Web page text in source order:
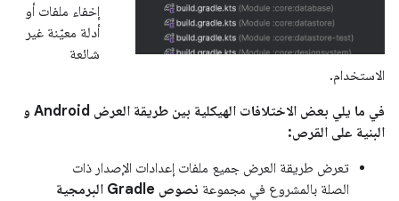
إخفاء ملفات أو
أدلة معيّنة غير
شائعة
الاستخدام.
في ما يلي بعض الاختلافات الهيكلية بين طريقة العرض Android و
البنية على القرص:
تعرض طريقة العرض جميع ملفات إعدادات الإصدار ذات
الصلة بالمشروع في مجموعة نصوص Gradle البرمجية